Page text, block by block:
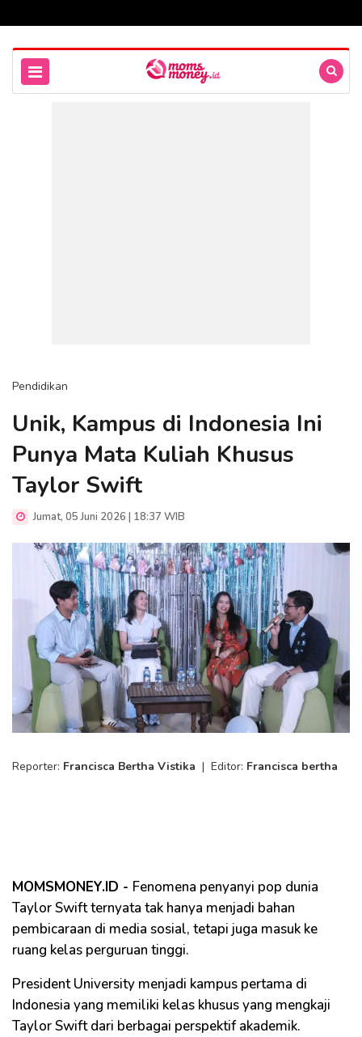
Pendidikan
Unik, Kampus di Indonesia Ini
Punya Mata Kuliah Khusus
Taylor Swift
Jumat, 05 Juni 2026 | 18:37 WIB
Reporter: Francisca Bertha Vistika | Editor: Francisca bertha
MOMSMONEY.ID - Fenomena penyanyi pop dunia
Taylor Swift ternyata tak hanya menjadi bahan
pembicaraan di media sosial, tetapi juga masuk ke
ruang kelas perguruan tinggi.
President University menjadi kampus pertama di
Indonesia yang memiliki kelas khusus yang mengkaji
Taylor Swift dari berbagai perspektif akademik.